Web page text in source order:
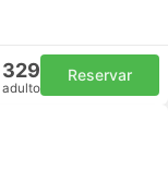
329
adulto
Reservar